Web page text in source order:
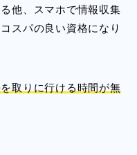
他、スマホで情報収集
スパの良い資格になり
取りに行ける時間が無